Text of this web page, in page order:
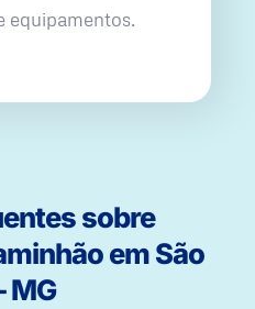
equipamentos.
sobre
em São
MG